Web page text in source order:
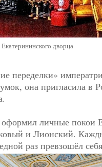
дворца
переделки»
она пригласила в
личные покои
и Лионский.
раз превзошёл